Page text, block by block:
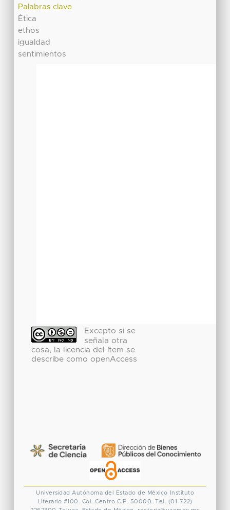
Palabras clave
Ética
ethos
igualdad
sentimientos
Excepto si se
señala otra
cosa, la licencia del ítem se
describe como openAccess
Universidad Autónoma del Estado de México
Instituto
Literario #100. Col. Centro C.P. 50000. Tel. (01-722)